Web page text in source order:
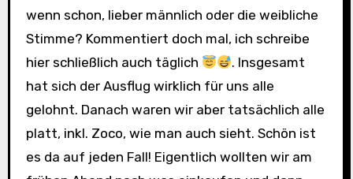
wenn schon, lieber männlich oder die weibliche
Stimme? Kommentiert doch mal, ich schreibe
hier schließlich auch täglich
. Insgesamt
hat sich der Ausflug wirklich für uns alle
gelohnt. Danach waren wir aber tatsächlich alle
platt, inkl. Zoco, wie man auch sieht. Schön ist
es da auf jeden Fall! Eigentlich wollten wir am